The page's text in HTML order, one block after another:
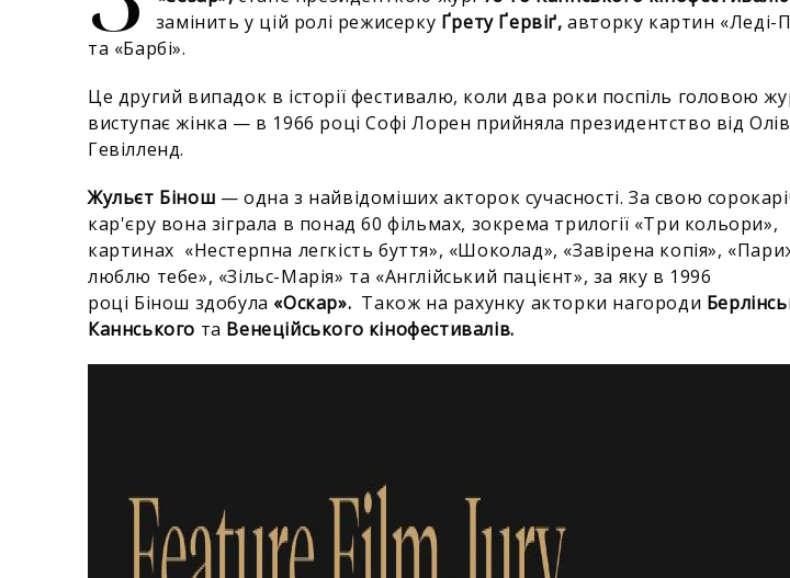
замінить у цій ролі режисерку Ґрету Ґервіґ,авторку картин «Леді-
та «Барбі».
Це другий випадок в історії фестивалю, коли два роки поспіль головою
виступає жінка — в 1966 році Софі Лорен прийняла президентство від
Гевілленд.
Жульєт Бінош — одна з найвідоміших акторок сучасності. За свою
кар'єру вона зіграла в понад 60 фільмах, зокрема трилогії «Три кольори»,
картинах «Нестерпна легкість буття», «Шоколад», «Завірена копія»,
люблю тебе», «Зільс-Марія» та «Англійський пацієнт», за яку в 1996
році Бінош здобула «Оскар». Також на рахунку акторки нагороди
Каннського та Венеційського кінофестивалів.